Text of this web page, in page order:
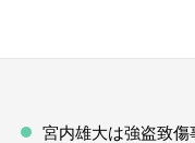
宮内雄大は強盗致